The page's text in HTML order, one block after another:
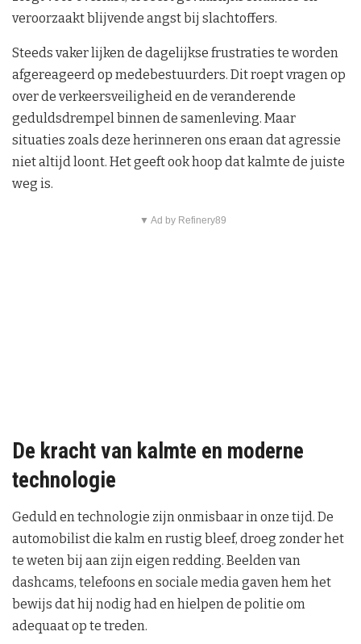
veroorzaakt blijvende angst bij slachtoffers.
Steeds vaker lijken de dagelijkse frustraties te worden
afgereageerd op medebestuurders. Dit roept vragen op
over de verkeersveiligheid en de veranderende
geduldsdrempel binnen de samenleving. Maar
situaties zoals deze herinneren ons eraan dat agressie
niet altijd loont. Het geeft ook hoop dat kalmte de juiste
weg is.
▼ Ad by Refinery89
De kracht van kalmte en moderne
technologie
Geduld en technologie zijn onmisbaar in onze tijd. De
automobilist die kalm en rustig bleef, droeg zonder het
te weten bij aan zijn eigen redding. Beelden van
dashcams, telefoons en sociale media gaven hem het
bewijs dat hij nodig had en hielpen de politie om
adequaat op te treden.